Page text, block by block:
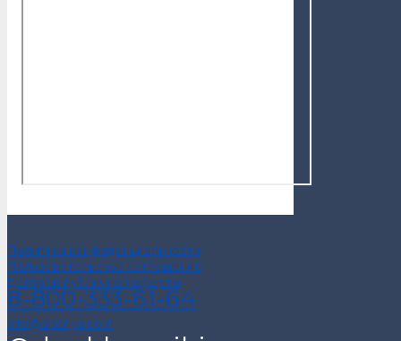
Политика конфиденциальности
Пользовательское соглашение
Договор публичной оферты
8-800-333-61-64
info@alsariya.com